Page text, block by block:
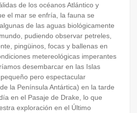
de los océanos Atlántico y
el mar se enfría, la fauna se
de las aguas biológicamente
pudiendo observar petreles,
pingüinos, focas y ballenas en
metereológicas imperantes
desembarcar en las Islas
pero espectacular
la Península Antártica) en la tarde
en el Pasaje de Drake, lo que
exploración en el Último